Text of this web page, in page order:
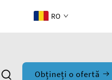
RO
Obțineți o ofertă